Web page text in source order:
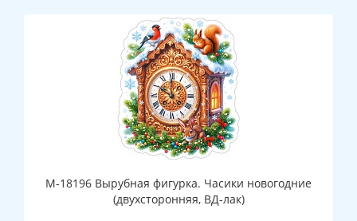
М-18196 Вырубная фигурка. Часики новогодние
(двухсторонняя, ВД-лак)